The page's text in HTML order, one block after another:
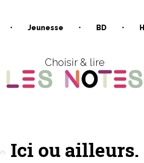
Jeunesse BD
Choisir & lire
Ici ou ailleurs.